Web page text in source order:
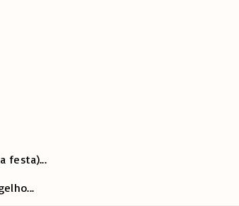
festa)...
...